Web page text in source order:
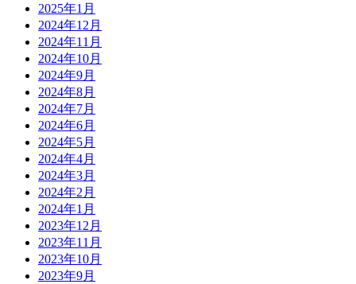
2025年1月
2024年12月
2024年11月
2024年10月
2024年9月
2024年8月
2024年7月
2024年6月
2024年5月
2024年4月
2024年3月
2024年2月
2024年1月
2023年12月
2023年11月
2023年10月
2023年9月